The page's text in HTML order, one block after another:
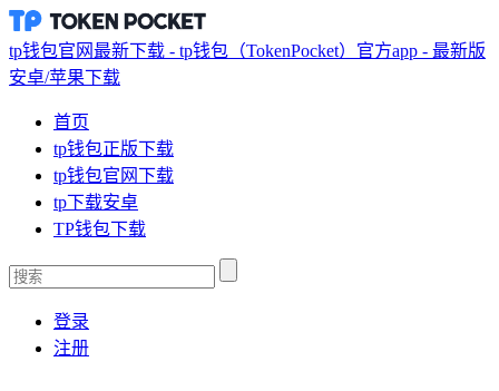
tp钱包官网最新下载 - tp钱包（TokenPocket）官方app - 最新版
安卓/苹果下载
首页
tp钱包正版下载
tp钱包官网下载
tp下载安卓
TP钱包下载
登录
注册